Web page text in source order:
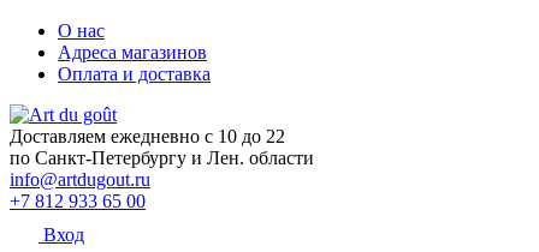
О нас
Адреса магазинов
Оплата и доставка
Доставляем ежедневно с 10 до 22
по Санкт-Петербургу и Лен. области
info@artdugout.ru
+7 812 933 65 00
Вход